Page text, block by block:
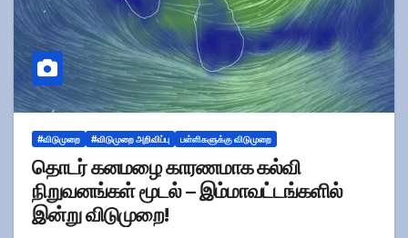
#விடுமுறை #விடுமுறை அறிவிப்பு பள்ளிகளுக்கு விடுமுறை
தொடர் கனமழை காரணமாக கல்வி
நிறுவனங்கள் மூடல் – இம்மாவட்டங்களில்
இன்று விடுமுறை!